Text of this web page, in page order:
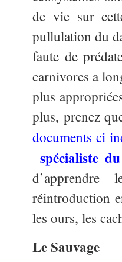
de vie sur
pullulation du
faute de
carnivores a
plus
plus, prenez
documents ci
spécialiste
réintroduction
les ours, les
Le Sauvage